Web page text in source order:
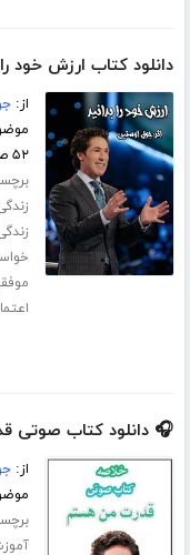
دانلود کتاب ارزش خود را
از:
۵۲ صفحه
🎧 دانلود کتاب صوتی
از: